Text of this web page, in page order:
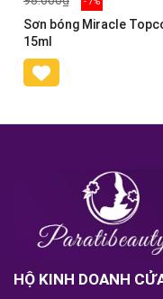
Sơn bóng Miracle
15ml
HỘ KINH DOANH